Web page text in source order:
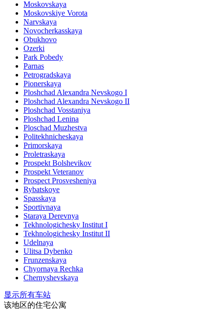
Moskovskaya
Moskovskiye Vorota
Narvskaya
Novocherkasskaya
Obukhovo
Ozerki
Park Pobedy
Parnas
Petrogradskaya
Pionerskaya
Ploshchad Alexandra Nevskogo I
Ploshchad Alexandra Nevskogo II
Ploshchad Vosstaniya
Ploshchad Lenina
Ploschad Muzhestva
Politekhnicheskaya
Primorskaya
Proletraskaya
Prospekt Bolshevikov
Prospekt Veteranov
Prospect Prosvesheniya
Rybatskoye
Spasskaya
Sportivnaya
Staraya Derevnya
Tekhnologichesky Institut I
Tekhnologichesky Institut II
Udelnaya
Ulitsa Dybenko
Frunzenskaya
Chyornaya Rechka
Chernyshevskaya
显示所有车站
该地区的住宅公寓